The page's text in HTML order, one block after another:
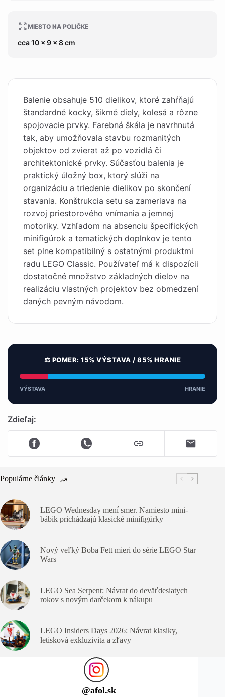
MIESTO NA POLIČKE
cca 10 x 9 x 8 cm
Balenie obsahuje 510 dielikov, ktoré zahŕňajú
štandardné kocky, šikmé diely, kolesá a rôzne
spojovacie prvky. Farebná škála je navrhnutá
tak, aby umožňovala stavbu rozmanitých
objektov od zvierat až po vozidlá či
architektonické prvky. Súčasťou balenia je
praktický úložný box, ktorý slúži na
organizáciu a triedenie dielikov po skončení
stavania. Konštrukcia setu sa zameriava na
rozvoj priestorového vnímania a jemnej
motoriky. Vzhľadom na absenciu špecifických
minifigúrok a tematických doplnkov je tento
set plne kompatibilný s ostatnými produktmi
radu LEGO Classic. Používateľ má k dispozícii
dostatočné množstvo základných dielov na
realizáciu vlastných projektov bez obmedzení
daných pevným návodom.
⚖️ POMER: 15% VÝSTAVA / 85% HRANIE
VÝSTAVA HRANIE
Zdieľaj:
Populárne články
LEGO Wednesday mení smer. Namiesto mini-
bábik prichádzajú klasické minifigúrky
Nový veľký Boba Fett mieri do série LEGO Star
Wars
LEGO Sea Serpent: Návrat do deväťdesiatych
rokov s novým darčekom k nákupu
LEGO Insiders Days 2026: Návrat klasiky,
letisková exkluzivita a zľavy
@afol.sk